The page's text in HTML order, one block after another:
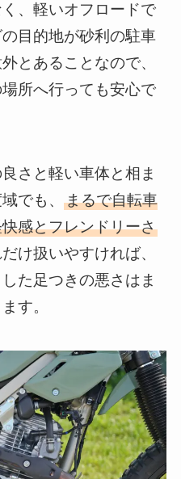
、軽いオフロードで
目的地が砂利の駐車
とあることなので、
所へ行っても安心で
さと軽い車体と相ま
でも、 まるで自転車
感とフレンドリーさ
け扱いやすければ、
た足つきの悪さはま
す。